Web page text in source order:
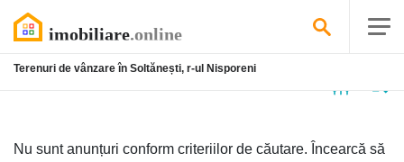
Terenuri de vânzare în Soltănești, r-ul Nisporeni
Nu sunt anunțuri conform criteriilor de căutare. Încearcă să